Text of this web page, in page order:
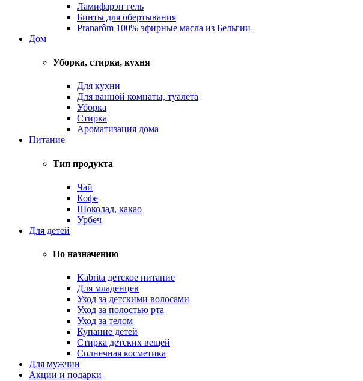
Ламифарэн гель
Бинты для обертывания
Pranarôm 100% эфирные масла из Бельгии
Дом
Уборка, стирка, кухня
Для кухни
Для ванной комнаты, туалета
Уборка
Стирка
Ароматизация дома
Питание
Тип продукта
Чай
Кофе
Шоколад, какао
Урбеч
Для детей
По назначению
Kabrita детское питание
Для младенцев
Уход за детскими волосами
Уход за полостью рта
Уход за телом
Купание детей
Стирка детских вещей
Солнечная косметика
Для мужчин
Акции и подарки